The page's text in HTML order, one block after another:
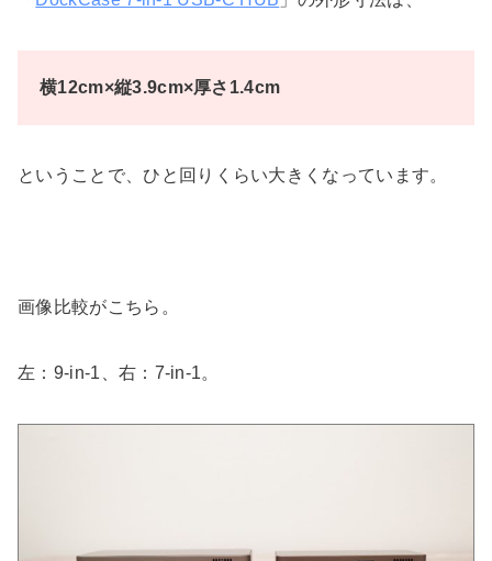
横12cm×縦3.9cm×厚さ1.4cm
ということで、ひと回りくらい大きくなっています。
画像比較がこちら。
左：9-in-1、右：7-in-1。